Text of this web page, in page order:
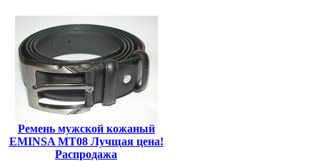
Ремень мужской кожаный
EMINSA MT08 Лучщая цена!
Распродажа